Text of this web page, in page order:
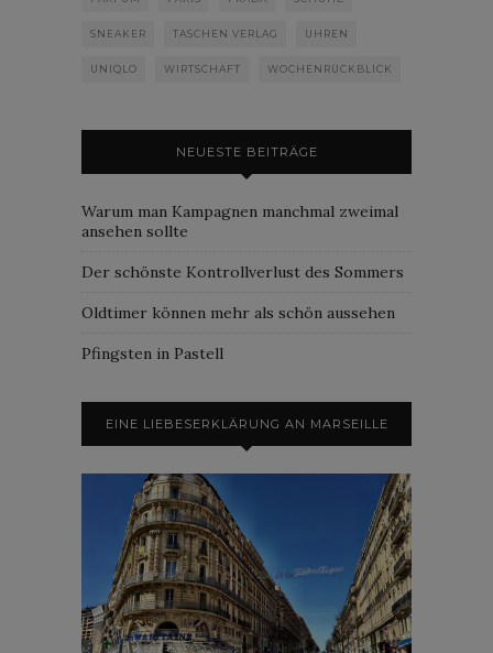
SNEAKER TASCHEN VERLAG UHREN
UNIQLO WIRTSCHAFT WOCHENRÜCKBLICK
NEUESTE BEITRÄGE
Warum man Kampagnen manchmal zweimal
ansehen sollte
Der schönste Kontrollverlust des Sommers
Oldtimer können mehr als schön aussehen
Pfingsten in Pastell
EINE LIEBESERKLÄRUNG AN MARSEILLE